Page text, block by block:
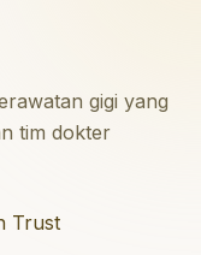
gigi yang
tim dokter
Trust